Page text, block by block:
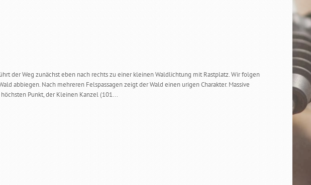
der Weg zunächst eben nach rechts zu einer kleinen Waldlichtung mit Rastplatz. Wir folgen
abbiegen. Nach mehreren Felspassagen zeigt der Wald einen urigen Charakter. Massive
Punkt, der Kleinen Kanzel (101...